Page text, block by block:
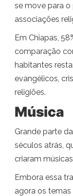
se move para o
associações
Em Chiapas,
comparação
habitantes
evangélicos,
religiões.
Música
Grande parte
séculos atrás,
criaram
Embora essa
agora os